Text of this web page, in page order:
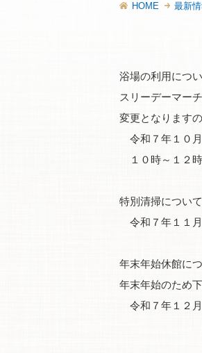
HOME 最新
浴場の利用につ
スリーデーマー
変更となります
令和７年１０月
１０時～１２時
特別清掃について
令和７年１１
年末年始休館に
年末年始のため
令和７年１２月